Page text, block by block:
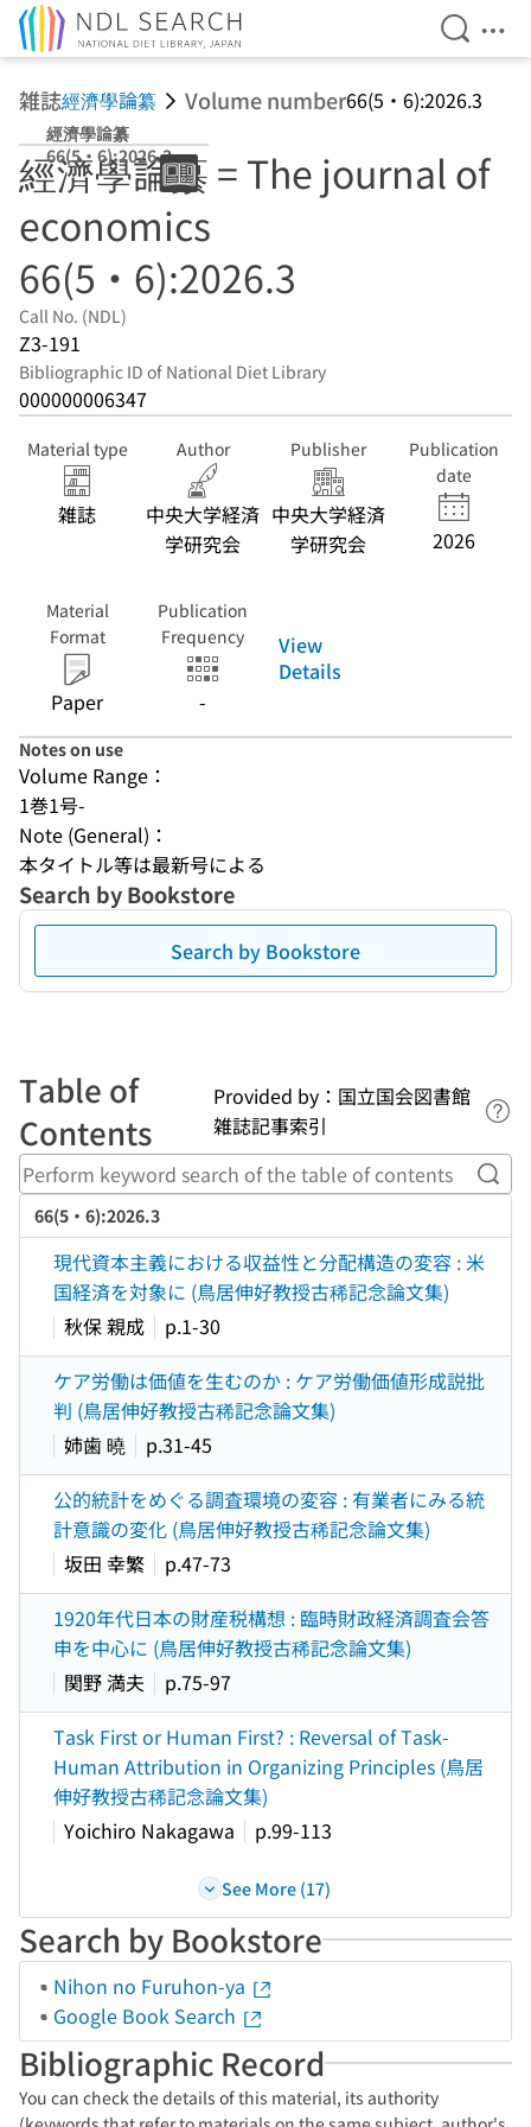
Open
雑誌經濟學論纂 Volume number66(5・6):2026.3
經濟學論纂
66(5・6):2026.3
經濟學論纂 = The journal of
economics
66(5・6):2026.3
Call No. (NDL)
Z3-191
Bibliographic ID of National Diet Library
000000006347
Material type
雑誌
Author
中央大学経済
学研究会
Publisher
中央大学経済
学研究会
Publication
date
2026
Material
Format
Paper
Publication
Frequency
-
View
Details
Notes on use
Volume Range：
1巻1号-
Note (General)：
本タイトル等は最新号による
Search by Bookstore
Search by Bookstore
Table of
Contents
Provided by：国立国会図書館
雑誌記事索引
66(5・6):2026.3
現代資本主義における収益性と分配構造の変容 : 米
国経済を対象に (鳥居伸好教授古稀記念論文集)
秋保 親成
p.1-30
ケア労働は価値を生むのか : ケア労働価値形成説批
判 (鳥居伸好教授古稀記念論文集)
姉歯 曉
p.31-45
公的統計をめぐる調査環境の変容 : 有業者にみる統
計意識の変化 (鳥居伸好教授古稀記念論文集)
坂田 幸繁
p.47-73
1920年代日本の財産税構想 : 臨時財政経済調査会答
申を中心に (鳥居伸好教授古稀記念論文集)
関野 満夫
p.75-97
Task First or Human First? : Reversal of Task-
Human Attribution in Organizing Principles (鳥居
伸好教授古稀記念論文集)
Yoichiro Nakagawa
p.99-113
See More (17)
Search by Bookstore
Nihon no Furuhon-ya
Google Book Search
Bibliographic Record
You can check the details of this material, its authority